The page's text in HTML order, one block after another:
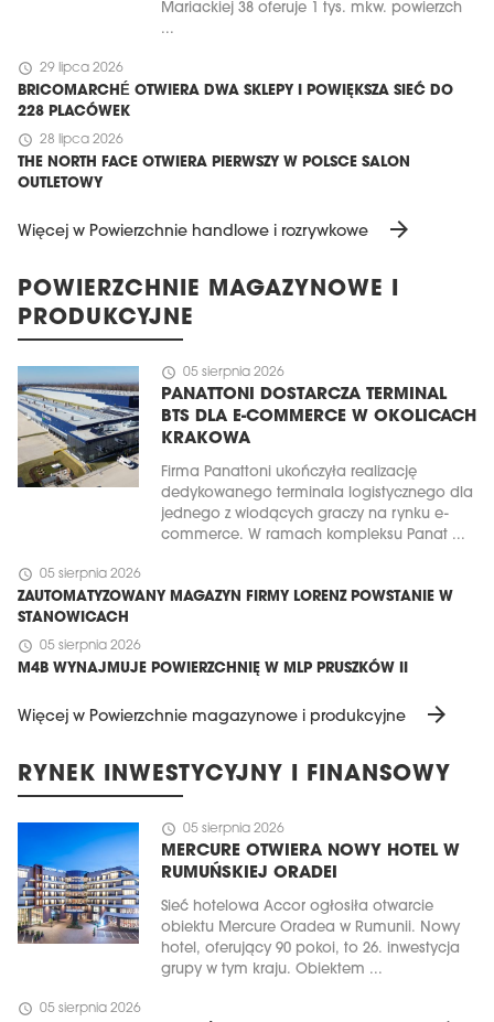
Mariackiej 38 oferuje 1 tys. mkw. powierzch
...
schedule 29 lipca 2026
BRICOMARCHÉ OTWIERA DWA SKLEPY I POWIĘKSZA SIEĆ DO
228 PLACÓWEK
schedule 28 lipca 2026
THE NORTH FACE OTWIERA PIERWSZY W POLSCE SALON
OUTLETOWY
Więcej w Powierzchnie handlowe i rozrywkowe arrow_forward
POWIERZCHNIE MAGAZYNOWE I
PRODUKCYJNE
schedule 05 sierpnia 2026
PANATTONI DOSTARCZA TERMINAL
BTS DLA E-COMMERCE W OKOLICACH
KRAKOWA
Firma Panattoni ukończyła realizację
dedykowanego terminala logistycznego dla
jednego z wiodących graczy na rynku e-
commerce. W ramach kompleksu Panat ...
schedule 05 sierpnia 2026
ZAUTOMATYZOWANY MAGAZYN FIRMY LORENZ POWSTANIE W
STANOWICACH
schedule 05 sierpnia 2026
M4B WYNAJMUJE POWIERZCHNIĘ W MLP PRUSZKÓW II
Więcej w Powierzchnie magazynowe i produkcyjne arrow_forward
RYNEK INWESTYCYJNY I FINANSOWY
schedule 05 sierpnia 2026
MERCURE OTWIERA NOWY HOTEL W
RUMUŃSKIEJ ORADEI
Sieć hotelowa Accor ogłosiła otwarcie
obiektu Mercure Oradea w Rumunii. Nowy
hotel, oferujący 90 pokoi, to 26. inwestycja
grupy w tym kraju. Obiektem ...
schedule 05 sierpnia 2026